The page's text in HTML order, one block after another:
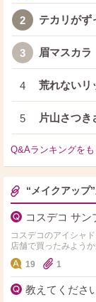
2 テカリがず
3 眉マスカラ
4 荒れないリ
5 片山さつ
Q&Aランキングを
“メイクアップ
コスデコ サン
コスデコのアイシャ
店舗で買ったみよう
スデコ店頭がサンプ
19 1
教えてくださ